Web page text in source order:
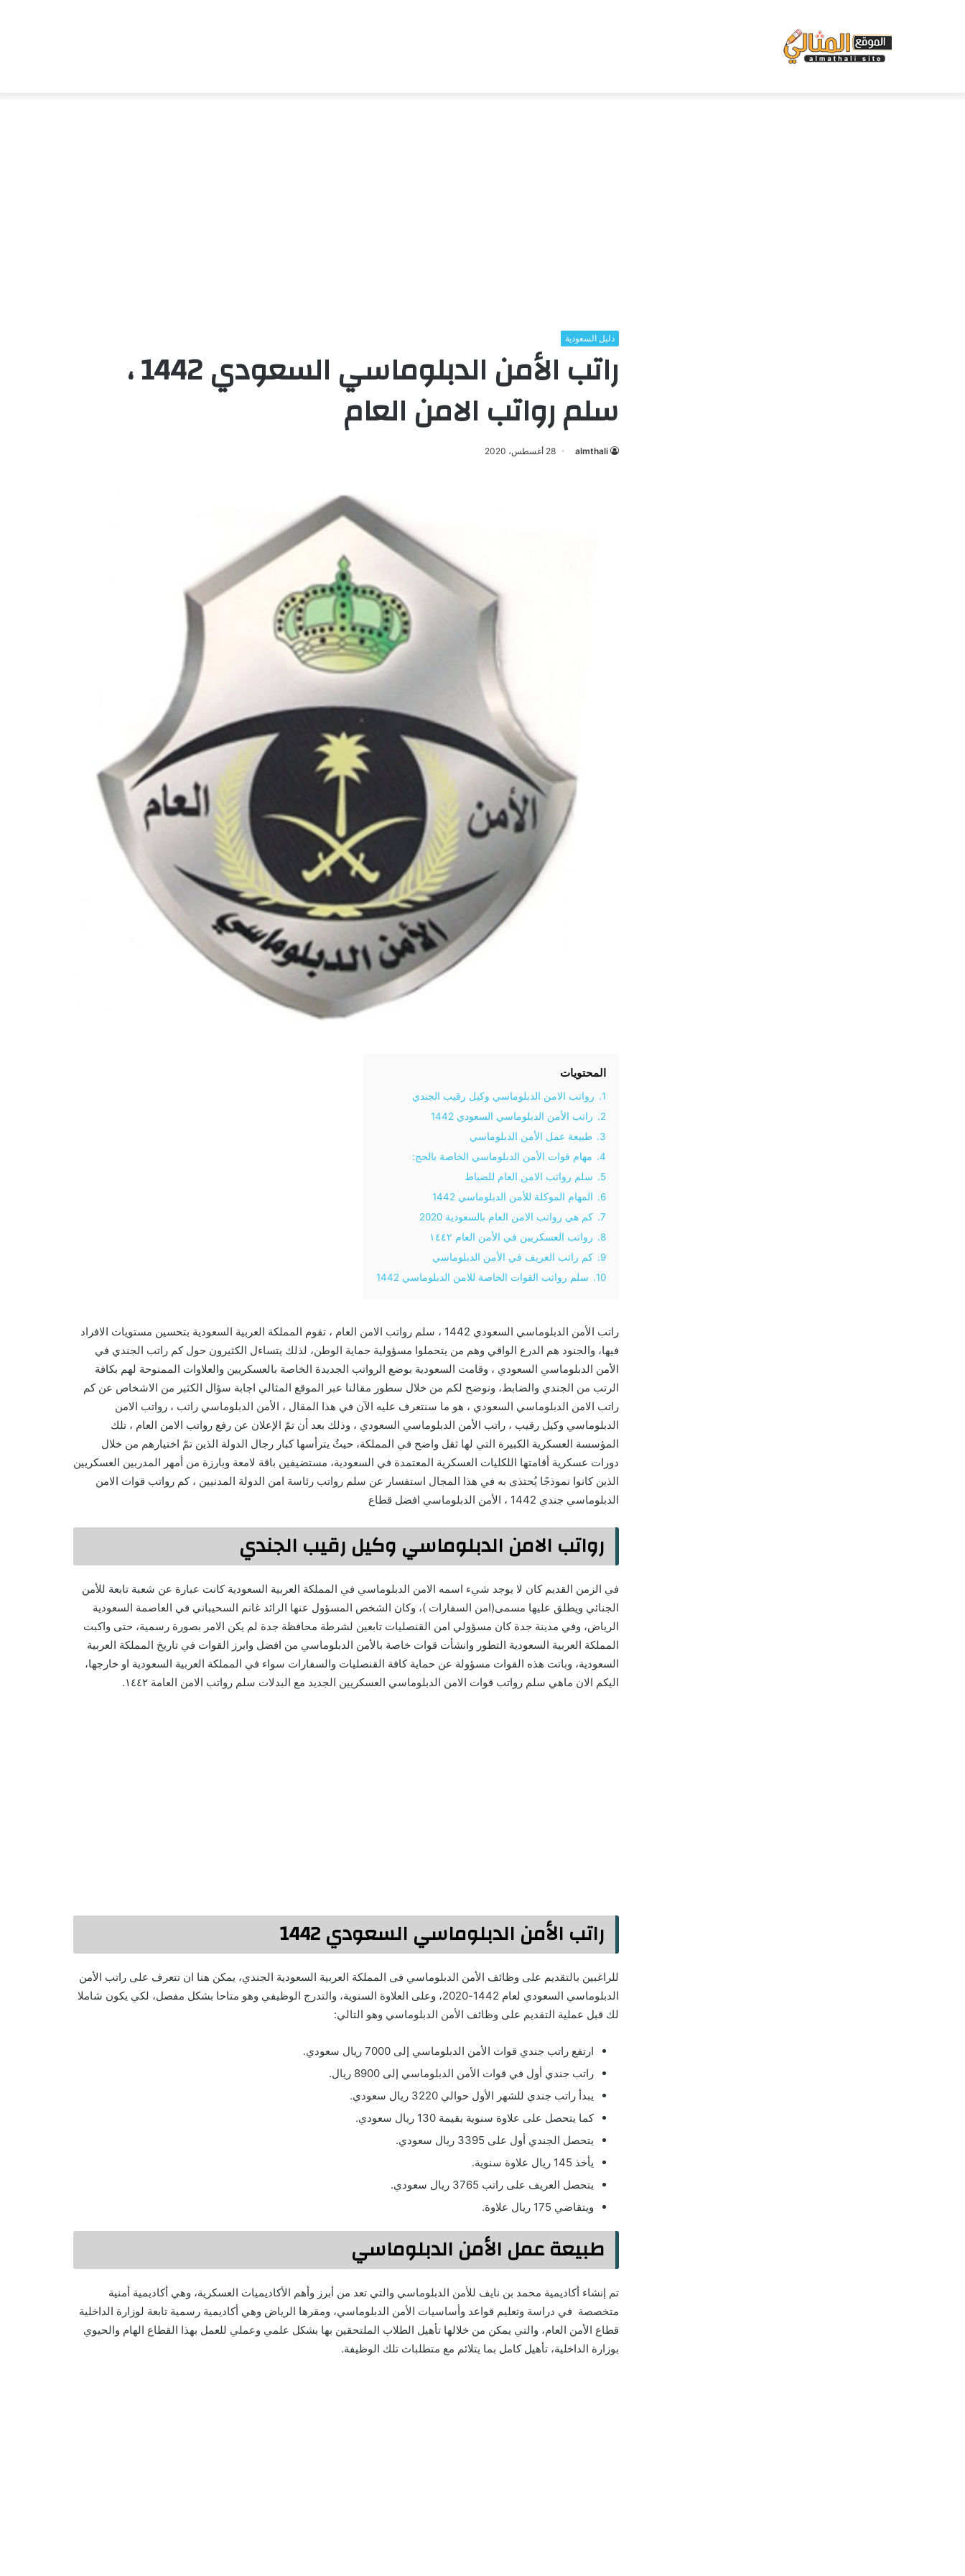
دليل السعودية
راتب الأمن الدبلوماسي السعودي 1442 ،
سلم رواتب الامن العام
almthali 28 أغسطس، 2020
المحتويات
1.
رواتب الامن الدبلوماسي وكيل رقيب الجندي
2.
راتب الأمن الدبلوماسي السعودي 1442
3.
طبيعة عمل الأمن الدبلوماسي
4.
مهام قوات الأمن الدبلوماسي الخاصة بالحج:
5.
سلم رواتب الامن العام للضباط
6.
المهام الموكلة للأمن الدبلوماسي 1442
7.
كم هي رواتب الامن العام بالسعودية 2020
8.
رواتب العسكريين في الأمن العام ١٤٤٢
9.
كم راتب العريف في الأمن الدبلوماسي
10.
سلم رواتب القوات الخاصة للامن الدبلوماسي 1442
راتب الأمن الدبلوماسي السعودي 1442 ، سلم رواتب الامن العام ، تقوم المملكة العربية السعودية بتحسين مستويات الافراد
فيها، والجنود هم الدرع الواقي وهم من يتحملوا مسؤولية حماية الوطن، لذلك يتساءل الكثيرون حول كم راتب الجندي في
الأمن الدبلوماسي السعودي ، وقامت السعودية بوضع الرواتب الجديدة الخاصة بالعسكريين والعلاوات الممنوحة لهم بكافة
الرتب من الجندي والضابط، ونوضح لكم من خلال سطور مقالنا عبر الموقع المثالي اجابة سؤال الكثير من الاشخاص عن كم
راتب الامن الدبلوماسي السعودي ، هو ما سنتعرف عليه الآن في هذا المقال ، الأمن الدبلوماسي راتب ، رواتب الامن
الدبلوماسي وكيل رقيب ، راتب الأمن الدبلوماسي السعودي ، وذلك بعد أن تمّ الإعلان عن رفع رواتب الامن العام ، تلك
المؤسسة العسكرية الكبيرة التي لها ثقل واضح في المملكة، حيثُ يترأسها كبار رجال الدولة الذين تمّ اختيارهم من خلال
دورات عسكرية أقامتها اللكليات العسكرية المعتمدة في السعودية، مستضيفين باقة لامعة وبارزة من أمهر المدربين العسكريين
الذين كانوا نموذجًا يُحتذى به في هذا المجال استفسار عن سلم رواتب رئاسة امن الدولة المدنيين ، كم رواتب قوات الامن
الدبلوماسي جندي 1442 ، الأمن الدبلوماسي افضل قطاع
رواتب الامن الدبلوماسي وكيل رقيب الجندي
في الزمن القديم كان لا يوجد شيء اسمه الامن الدبلوماسي في المملكة العربية السعودية كانت عبارة عن شعبة تابعة للأمن
الجنائي ويطلق عليها مسمى(امن السفارات )، وكان الشخص المسؤول عنها الرائد غانم السحيباني في العاصمة السعودية
الرياض، وفي مدينة جدة كان مسؤولي امن القنصليات تابعين لشرطة محافظة جدة لم يكن الامر بصورة رسمية، حتى واكبت
المملكة العربية السعودية التطور وانشأت قوات خاصة بالأمن الدبلوماسي من افضل وابرز القوات في تاريخ المملكة العربية
السعودية، وباتت هذه القوات مسؤولة عن حماية كافة القنصليات والسفارات سواء في المملكة العربية السعودية او خارجها،
اليكم الان ماهي سلم رواتب قوات الامن الدبلوماسي العسكريين الجديد مع البدلات سلم رواتب الامن العامة ١٤٤٢.
راتب الأمن الدبلوماسي السعودي 1442
للراغبين بالتقديم على وظائف الأمن الدبلوماسي فى المملكة العربية السعودية الجندي، يمكن هنا ان تتعرف على راتب الأمن
الدبلوماسي السعودي لعام 1442-2020، وعلى العلاوة السنوية، والتدرج الوظيفي وهو متاحا بشكل مفصل، لكي يكون شاملا
لك قبل عملية التقديم على وظائف الأمن الدبلوماسي وهو التالي:
ارتفع راتب جندي قوات الأمن الدبلوماسي إلى 7000 ريال سعودي.
راتب جندي أول في قوات الأمن الدبلوماسي إلى 8900 ريال.
يبدأ راتب جندي للشهر الأول حوالي 3220 ريال سعودي.
كما يتحصل على علاوة سنوية بقيمة 130 ريال سعودي.
يتحصل الجندي أول على 3395 ريال سعودي.
يأخذ 145 ريال علاوة سنوية.
يتحصل العريف على راتب 3765 ريال سعودي.
ويتقاضي 175 ريال علاوة.
طبيعة عمل الأمن الدبلوماسي
تم إنشاء أكاديمية محمد بن نايف للأمن الدبلوماسي والتي تعد من أبرز وأهم الأكاديميات العسكرية، وهي أكاديمية أمنية
متخصصة في دراسة وتعليم قواعد وأساسيات الأمن الدبلوماسي، ومقرها الرياض وهي أكاديمية رسمية تابعة لوزارة الداخلية
قطاع الأمن العام، والتي يمكن من خلالها تأهيل الطلاب الملتحقين بها بشكل علمي وعملي للعمل بهذا القطاع الهام والحيوي
بوزارة الداخلية، تأهيل كامل بما يتلائم مع متطلبات تلك الوظيفة.